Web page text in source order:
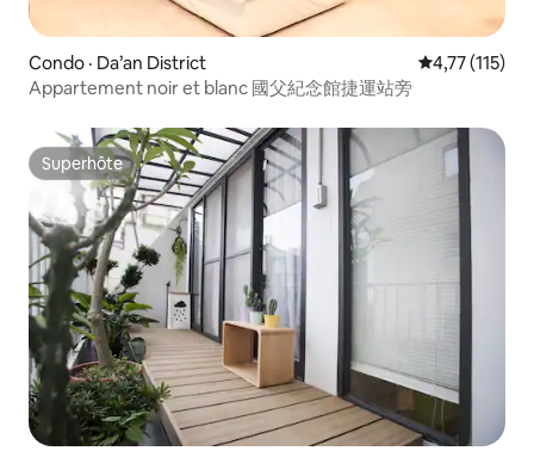
Condo · Da’an District Note
4,77 (115)
Appartement noir et blanc 國父紀念館捷運站旁
Superhôte
Superhôte